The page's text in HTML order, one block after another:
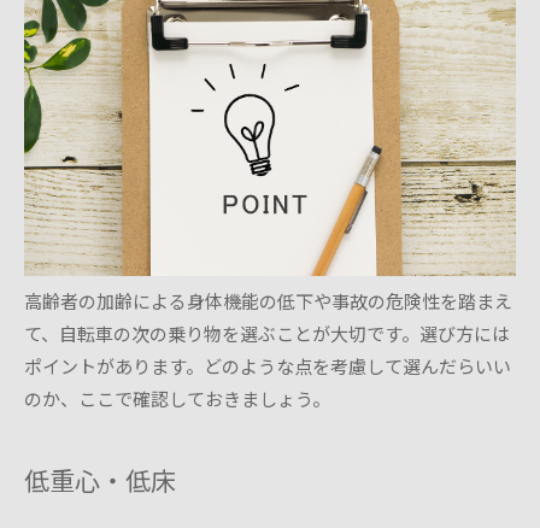
高齢者の加齢による身体機能の低下や事故の危険性を踏まえ
て、自転車の次の乗り物を選ぶことが大切です。選び方には
ポイントがあります。どのような点を考慮して選んだらいい
のか、ここで確認しておきましょう。
低重心・低床